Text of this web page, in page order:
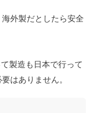
外製だとしたら安全
製造も日本で行って
はありません。